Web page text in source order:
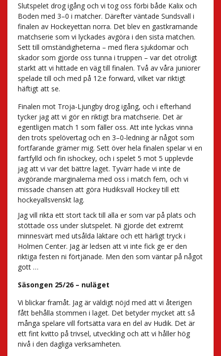
Slutspelet drog igång och vi tog oss förbi både Kalix och
Boden med 3–0 i matcher. Därefter väntade Sundsvall i
finalen av Hockeyettan norra. Det blev en gastkramande
matchserie som vi lyckades avgöra i den sista matchen.
Sett till omständigheterna – med flera sjukdomar och
skador som gjorde oss tunna i truppen – var det otroligt
starkt att vi hittade en väg till finalen. Två av våra juniorer
spelade till och med på 12:e forward, vilket var riktigt
häftigt att se.
Finalen mot Troja-Ljungby drog igång, och i efterhand
tycker jag att vi gör en riktigt bra matchserie. Det är
egentligen match 1 som fäller oss. Att inte lyckas vinna
den trots spelövertag och en 3–0-ledning är något som
fortfarande grämer mig. Sett över hela finalen spelar vi en
fartfylld och fin ishockey, och i spelet 5 mot 5 upplevde
jag att vi var det bättre laget. Tyvärr hade vi inte de
avgörande marginalerna med oss i match fem, och vi
missade chansen att göra Hudiksvall Hockey till ett
hockeyallsvenskt lag.
Jag vill rikta ett stort tack till alla er som var på plats och
stöttade oss under slutspelet. Ni gjorde det extremt
minnesvärt med utsålda läktare och ett härligt tryck i
Holmen Center. Jag är ledsen att vi inte fick ge er den
riktiga festen ni förtjänade. Men den som väntar på något
gott …
Säsongen 25/26 – nuläget
Vi blickar framåt. Jag är väldigt nöjd med att vi återigen
fått behålla stommen i laget. Det betyder mycket att så
många spelare vill fortsätta vara en del av Hudik. Det är
ett fint kvitto på trivsel, utveckling och att vi håller hög
nivå i den dagliga verksamheten.